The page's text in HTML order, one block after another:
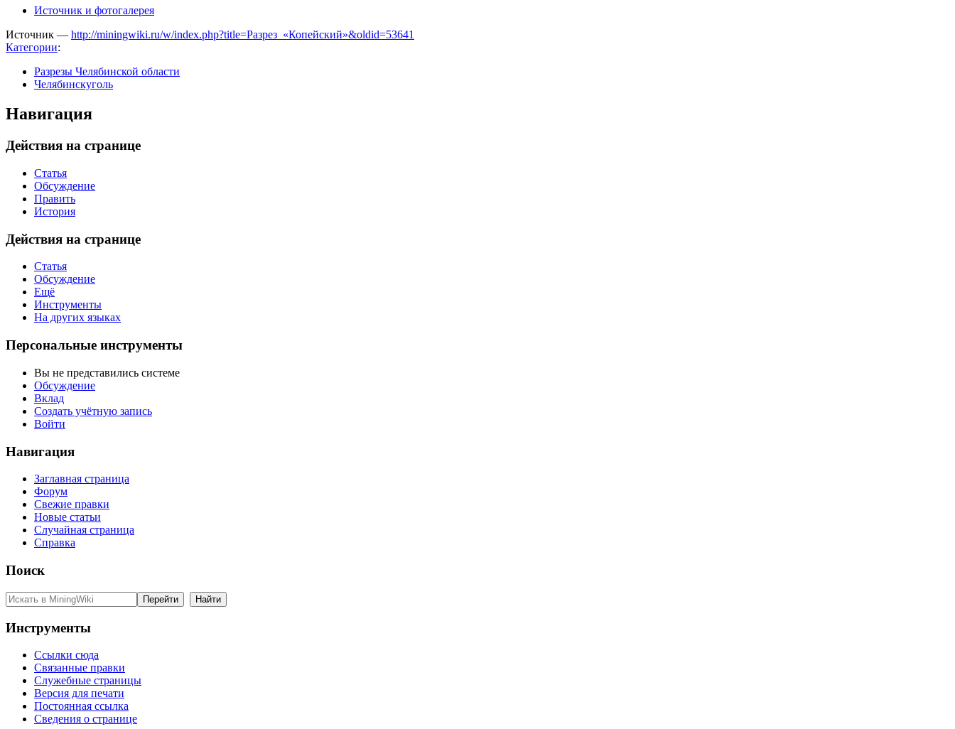
Источник и фотогалерея
Источник — http://miningwiki.ru/w/index.php?title=Разрез_«Копейский»&oldid=53641
Категории:
Разрезы Челябинской области
Челябинскуголь
Навигация
Действия на странице
Статья
Обсуждение
Править
История
Действия на странице
Статья
Обсуждение
Ещё
Инструменты
На других языках
Персональные инструменты
Вы не представились системе
Обсуждение
Вклад
Создать учётную запись
Войти
Навигация
Заглавная страница
Форум
Свежие правки
Новые статьи
Случайная страница
Справка
Поиск
Инструменты
Ссылки сюда
Связанные правки
Служебные страницы
Версия для печати
Постоянная ссылка
Сведения о странице